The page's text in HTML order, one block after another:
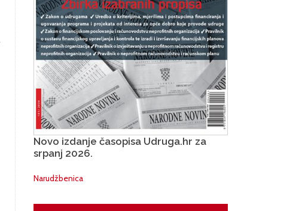
Novo izdanje časopisa Udruga.hr za
srpanj 2026.
Narudžbenica